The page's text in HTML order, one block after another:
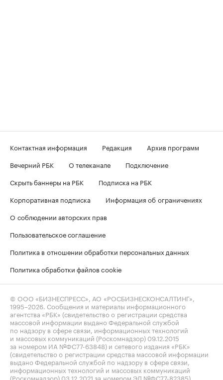
Контактная информация Редакция
Архив программ
Вечерний РБК
О телеканале
Подключение
Скрыть баннеры на РБК
Подписка на РБК
Корпоративная подписка
Информация об ограничениях
О соблюдении авторских прав
Пользовательское соглашение
Политика в отношении обработки персональных данных
Политика обработки файлов cookie
© ООО «БИЗНЕСПРЕСС», АО «РОСБИЗНЕСКОНСАЛТИНГ»,
1995–2026 . Сообщения и материалы информационного
агентства «РБК» (свидетельство о регистрации средства
массовой информации выдано Федеральной службой
по надзору в сфере связи, информационных технологий
и массовых коммуникаций (Роскомнадзор) 09.12.2015
за номером ИА №ФС77-63848) и сетевого издания «РБК»
(свидетельство о регистрации средства массовой информации
выдано Федеральной службой по надзору в сфере связи,
информационных технологий и массовых коммуникаций
(Роскомнадзор) 03.12.2021 за номером ЭЛ №ФС77-82385)